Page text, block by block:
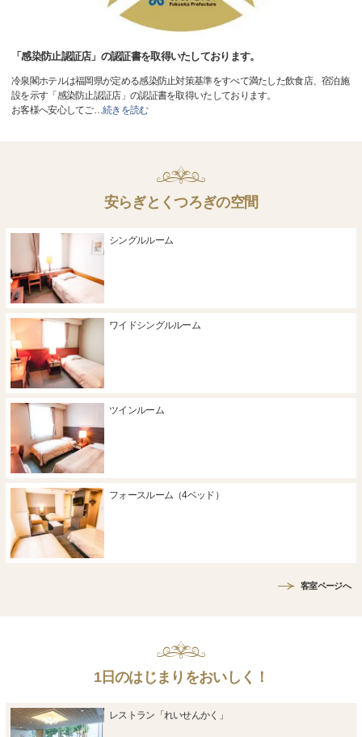
「感染防止認証店」の認証書を取得いたしております。
冷泉閣ホテルは福岡県が定める感染防止対策基準をすべて満たした飲食店、宿泊施
設を示す「感染防止認証店」の認証書を取得いたしております。
お客様へ安心してご…続きを読む
安らぎとくつろぎの空間
シングルルーム
ワイドシングルルーム
ツインルーム
フォースルーム（4ベッド）
客室ページへ
1日のはじまりをおいしく！
レストラン「れいせんかく」